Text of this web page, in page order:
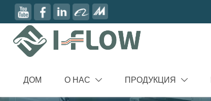
ДОМ О НАС  ПРОДУКЦИЯ 